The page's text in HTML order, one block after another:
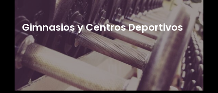
Gimnasios y Centros Deportivos